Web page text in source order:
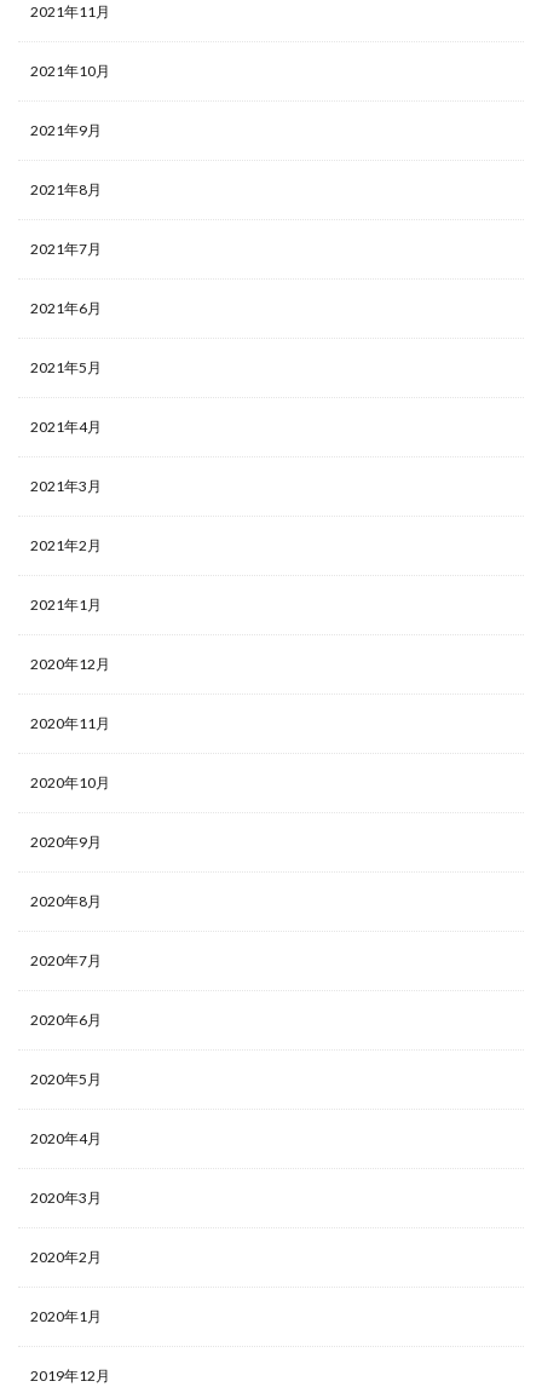
2021年11月
2021年10月
2021年9月
2021年8月
2021年7月
2021年6月
2021年5月
2021年4月
2021年3月
2021年2月
2021年1月
2020年12月
2020年11月
2020年10月
2020年9月
2020年8月
2020年7月
2020年6月
2020年5月
2020年4月
2020年3月
2020年2月
2020年1月
2019年12月